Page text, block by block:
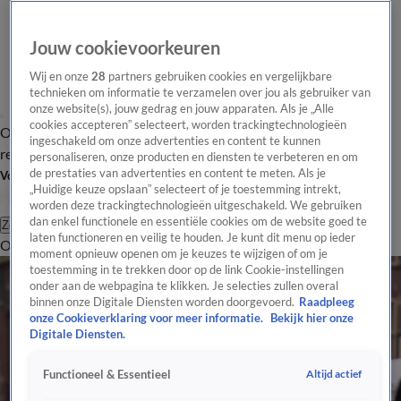
Overzicht Laatste nieuws Regionieuws Het beste van Hart
Tip de
redactie
Volg Hart van Nederland
Zoeken
OverzichtRegioUitzendingenWeerTip de redactiePanelVideo's
Jouw cookievoorkeuren
Wij en onze28 partners gebruiken cookies en vergelijkbare
technieken om informatie te verzamelen over jou als gebruiker van
onze website(s), jouw gedrag en jouw apparaten. Als je „Alle
cookies accepteren” selecteert, worden trackingtechnologieën
ingeschakeld om onze advertenties en content te kunnen
personaliseren, onze producten en diensten te verbeteren en om
de prestaties van advertenties en content te meten. Als je
„Huidige keuze opslaan” selecteert of je toestemming intrekt,
worden deze trackingtechnologieën uitgeschakeld. We gebruiken
dan enkel functionele en essentiële cookies om de website goed te
laten functioneren en veilig te houden. Je kunt dit menu op ieder
moment opnieuw openen om je keuzes te wijzigen of om je
toestemming in te trekken door op de link Cookie-instellingen
onder aan de webpagina te klikken. Je selecties zullen overal
binnen onze Digitale Diensten worden doorgevoerd. Raadpleeg
onze Cookieverklaring voor meer informatie.
Bekijk hier onze
Digitale Diensten.
Functioneel & Essentieel Altijd actief